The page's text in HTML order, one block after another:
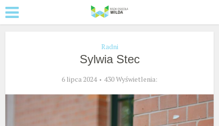
Radni
Sylwia Stec
6 lipca 2024 430 Wyświetlenia: